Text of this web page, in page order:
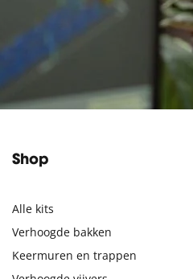
Shop
Alle kits
Verhoogde bakken
Keermuren en trappen